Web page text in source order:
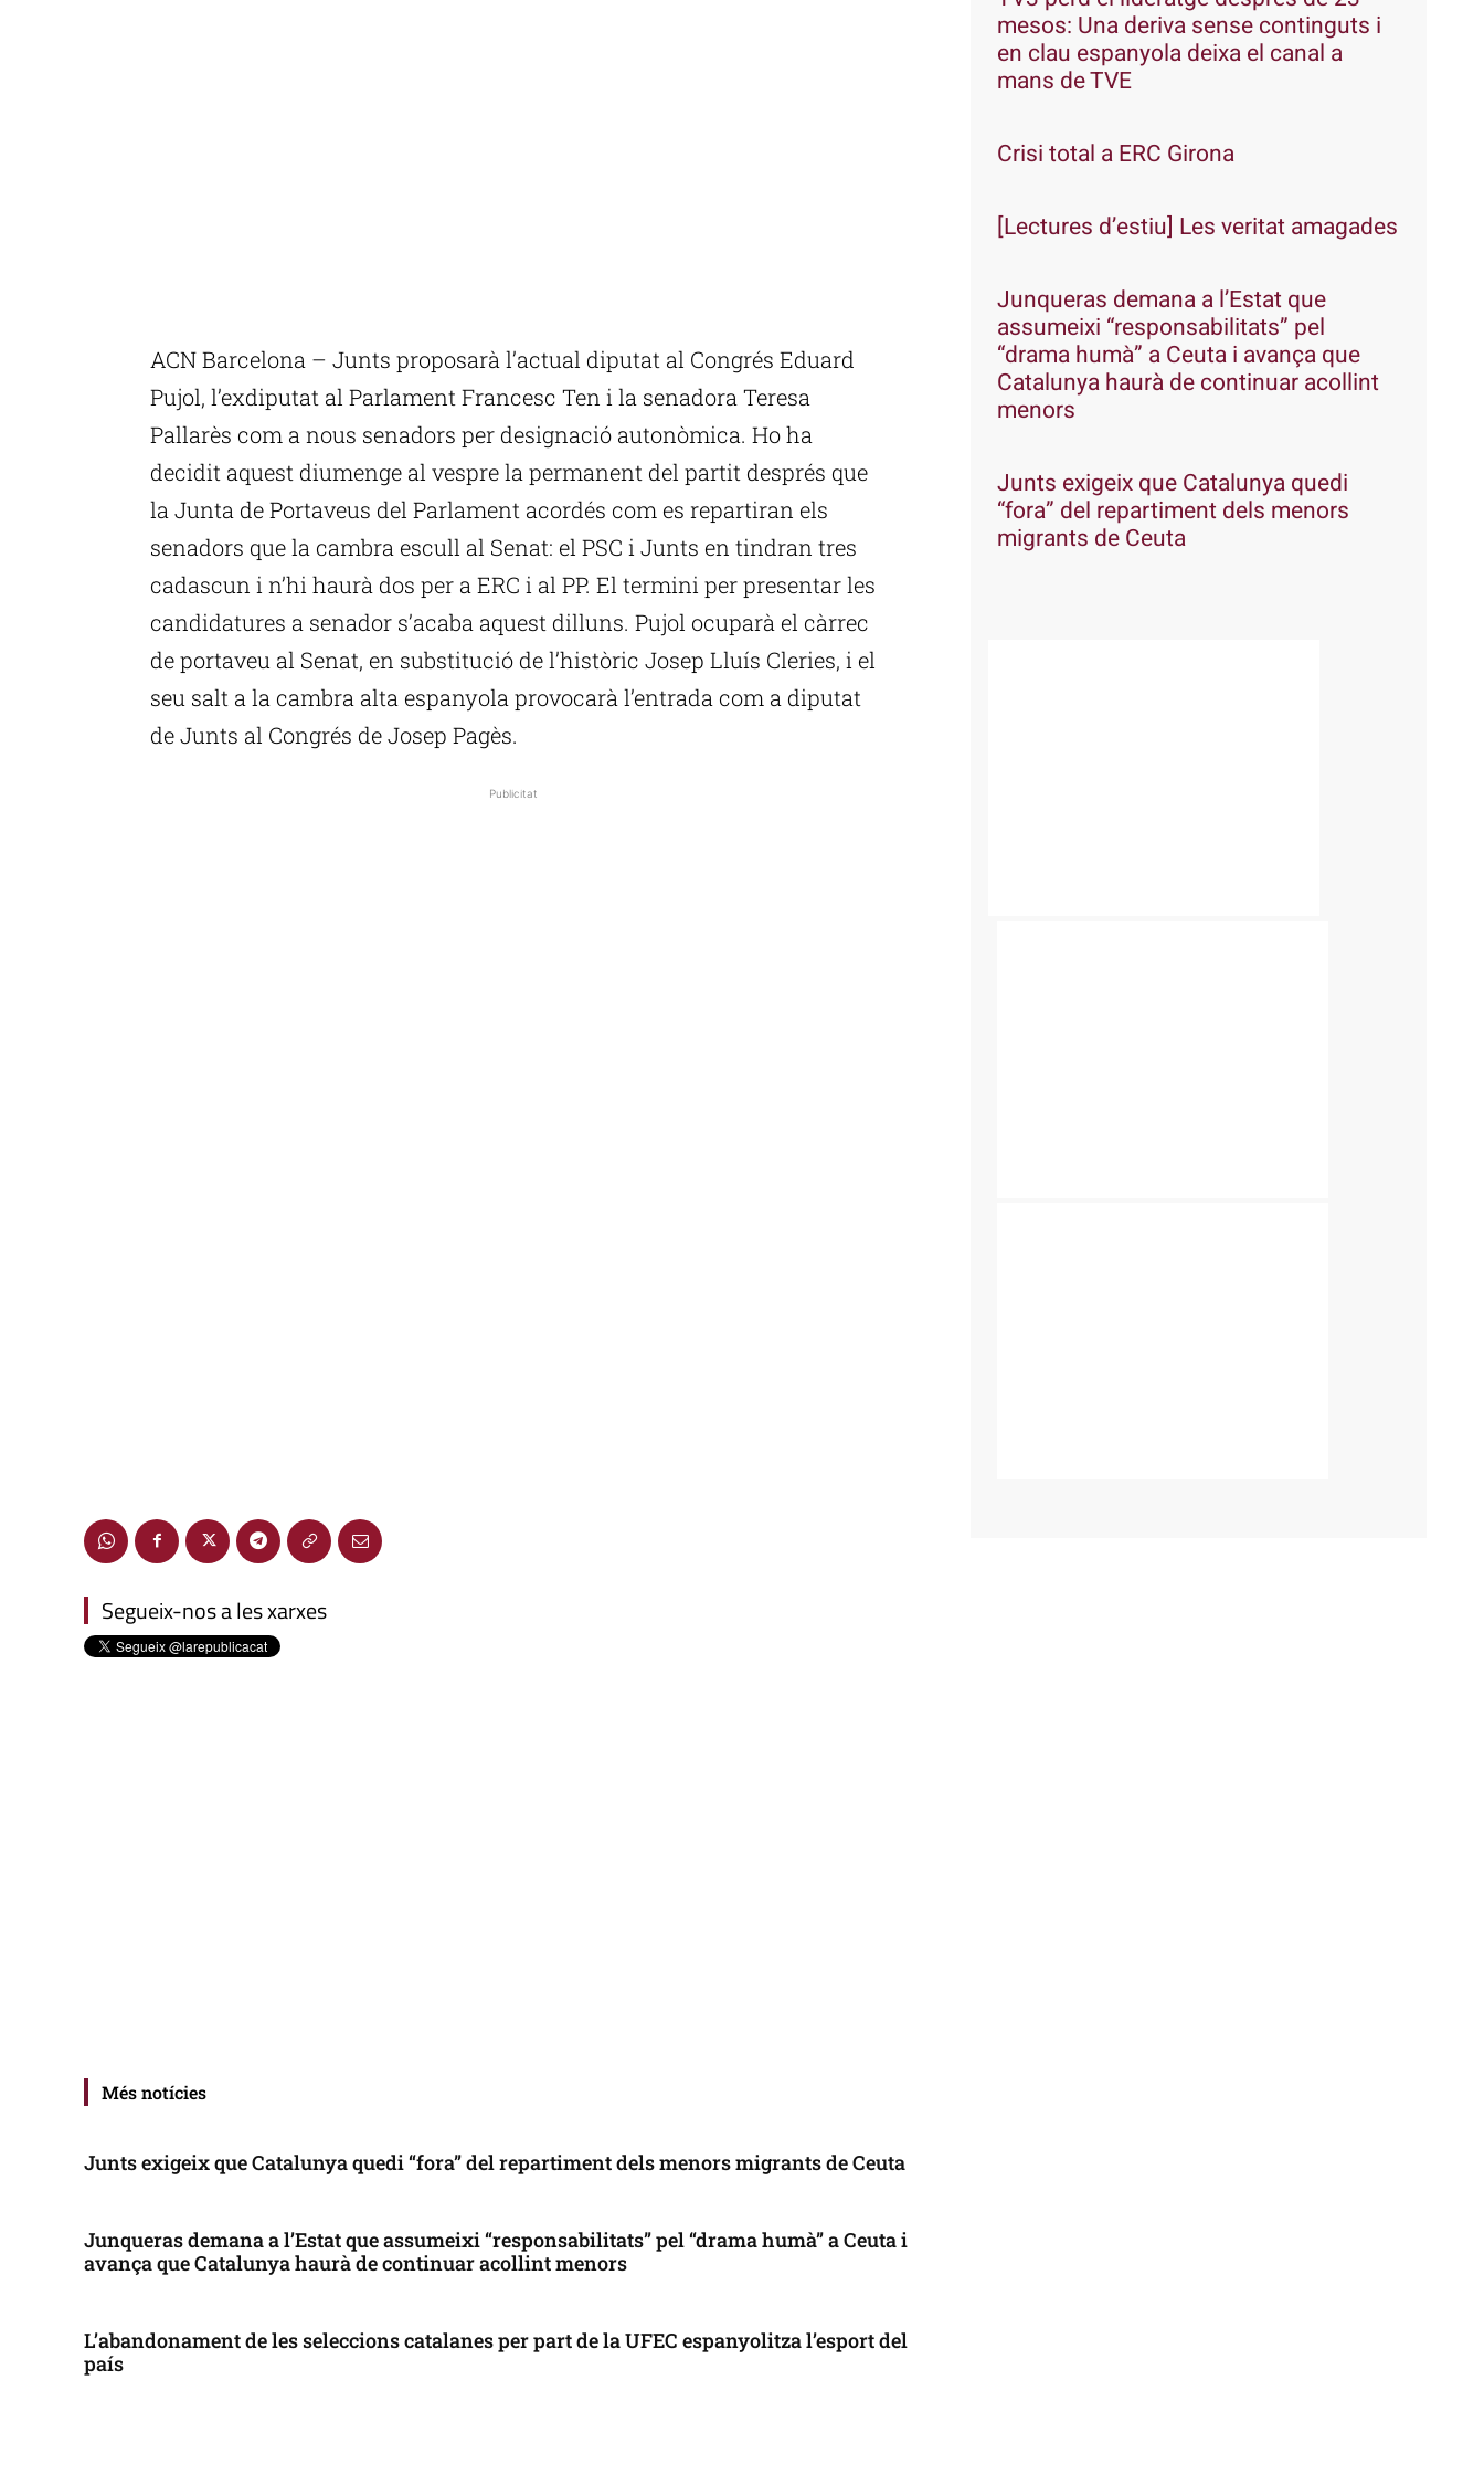
ACN Barcelona – Junts proposarà l’actual diputat al Congrés Eduard
Pujol, l’exdiputat al Parlament Francesc Ten i la senadora Teresa
Pallarès com a nous senadors per designació autonòmica. Ho ha
decidit aquest diumenge al vespre la permanent del partit després que
la Junta de Portaveus del Parlament acordés com es repartiran els
senadors que la cambra escull al Senat: el PSC i Junts en tindran tres
cadascun i n’hi haurà dos per a ERC i al PP. El termini per presentar les
candidatures a senador s’acaba aquest dilluns. Pujol ocuparà el càrrec
de portaveu al Senat, en substitució de l’històric Josep Lluís Cleries, i el
seu salt a la cambra alta espanyola provocarà l’entrada com a diputat
de Junts al Congrés de Josep Pagès.
Publicitat
Segueix-nos a les xarxes
Més notícies
Junts exigeix que Catalunya quedi “fora” del repartiment dels menors migrants de Ceuta
Junqueras demana a l’Estat que assumeixi “responsabilitats” pel “drama humà” a Ceuta i
avança que Catalunya haurà de continuar acollint menors
L’abandonament de les seleccions catalanes per part de la UFEC espanyolitza l’esport del
país
mesos: Una deriva sense continguts i
en clau espanyola deixa el canal a
mans de TVE
Crisi total a ERC Girona
[Lectures d’estiu] Les veritat amagades
Junqueras demana a l’Estat que
assumeixi “responsabilitats” pel
“drama humà” a Ceuta i avança que
Catalunya haurà de continuar acollint
menors
Junts exigeix que Catalunya quedi
“fora” del repartiment dels menors
migrants de Ceuta